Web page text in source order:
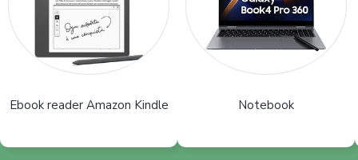
Ebook reader Amazon Kindle Notebook